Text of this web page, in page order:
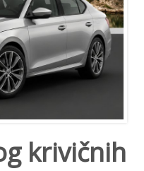
krivičnih